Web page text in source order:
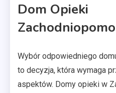
Dom Opieki
Wybór odpowiedniego
to decyzja, która wymaga
aspektów. Domy opieki w